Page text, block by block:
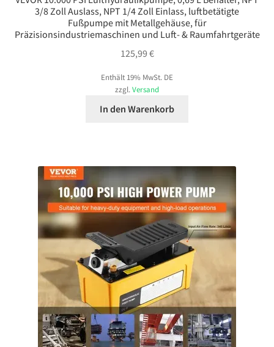
3/8 Zoll Auslass, NPT 1/4 Zoll Einlass, luftbetätigte
Fußpumpe mit Metallgehäuse, für
Präzisionsindustriemaschinen und Luft- & Raumfahrtgeräte
125,99 €
Enthält 19% MwSt. DE
zzgl. Versand
In den Warenkorb